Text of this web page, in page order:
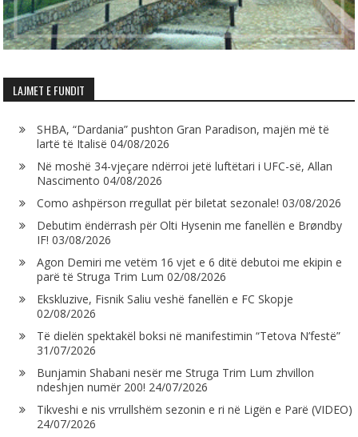
LAJMET E FUNDIT
SHBA, “Dardania” pushton Gran Paradison, majën më të
lartë të Italisë 04/08/2026
Në moshë 34-vjeçare ndërroi jetë luftëtari i UFC-së, Allan
Nascimento 04/08/2026
Como ashpërson rregullat për biletat sezonale! 03/08/2026
Debutim ëndërrash për Olti Hysenin me fanellën e Brøndby
IF! 03/08/2026
Agon Demiri me vetëm 16 vjet e 6 ditë debutoi me ekipin e
parë të Struga Trim Lum 02/08/2026
Ekskluzive, Fisnik Saliu veshë fanellën e FC Skopje
02/08/2026
Të dielën spektakël boksi në manifestimin “Tetova N’festë”
31/07/2026
Bunjamin Shabani nesër me Struga Trim Lum zhvillon
ndeshjen numër 200! 24/07/2026
Tikveshi e nis vrrullshëm sezonin e ri në Ligën e Parë (VIDEO)
24/07/2026